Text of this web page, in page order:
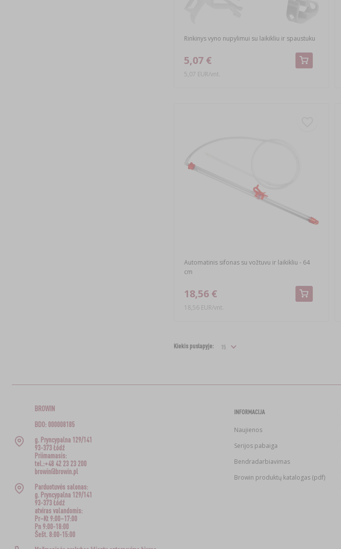
Rinkinys vyno nupylimui su laikikliu ir spaustuku
5,07 €
5,07 EUR/vnt.
Automatinis sifonas su vožtuvu ir laikikliu - 64
cm
18,56 €
18,56 EUR/vnt.
Kiekis puslapyje:
BROWIN
BDO: 000008185
g. Pryncypalna 129/141
93-373 Łódź
Priimamasis:
tel.:+48 42 23 23 200
browin@browin.pl
Parduotuvės salonas:
g. Pryncypalna 129/141
93-373 Łódź
atviras valandomis:
Pr–Kt 9:00–17:00
Pn 9:00-18:00
Šešt. 8:00-15:00
INFORMACIJA
Naujienos
Serijos pabaiga
Bendradarbiavimas
Browin produktų katalogas (pdf)